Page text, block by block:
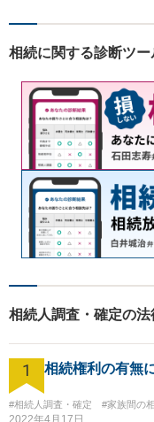
相続に関する診断ツー
相続人調査・確定の
1 相続権利の有無
#相続人調査・確定 #家族間の
2022年4月17日